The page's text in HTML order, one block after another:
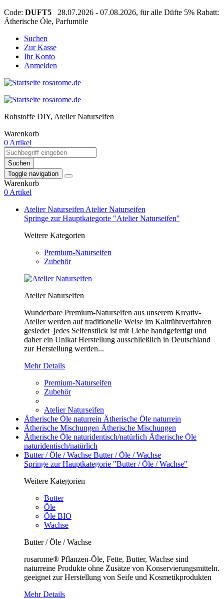
Code: DUFT5 28.07.2026 - 07.08.2026, für alle Düfte 5% Rabatt:
Ätherische Öle, Parfumöle
Suchen
Zur Kasse
Ihr Konto
Anmelden
Rohstoffe DIY, Atelier Naturseifen
Warenkorb
0 Artikel
Suchen
Toggle navigation
Warenkorb
0 Artikel
Atelier Naturseifen Atelier Naturseifen
Springe zur Hauptkategorie "Atelier Naturseifen"
Weitere Kategorien
Premium-Naturseifen
Zubehör
Atelier Naturseifen
Wunderbare Premium-Naturseifen aus unserem Kreativ-
Atelier werden auf traditionelle Weise im Kaltrührverfahren
gesiedet jedes Seifenstück ist mit Liebe handgefertigt und
daher ein Unikat Herstellung ausschließlich in Deutschland
zur Herstellung werden...
Mehr Details
Premium-Naturseifen
Zubehör
Atelier Naturseifen
Ätherische Öle naturrein Ätherische Öle naturrein
Ätherische Mischungen Ätherische Mischungen
Ätherische Öle naturidentisch/natürlich Ätherische Öle
naturidentisch/natürlich
Butter / Öle / Wachse Butter / Öle / Wachse
Springe zur Hauptkategorie "Butter / Öle / Wachse"
Weitere Kategorien
Butter
Öle
Öle BIO
Wachse
Butter / Öle / Wachse
rosarome® Pflanzen-Öle, Fette, Butter, Wachse sind
naturreine Produkte ohne Zusätze von Konservierungsmitteln.
geeignet zur Herstellung von Seife und Kosmetikprodukten
Mehr Details